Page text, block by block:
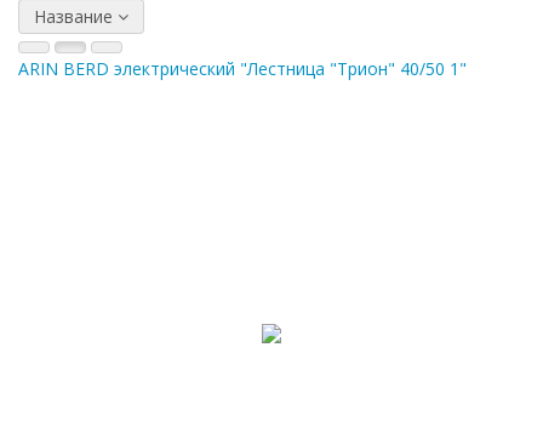
Название
ARIN BERD электрический "Лестница "Трион" 40/50 1"